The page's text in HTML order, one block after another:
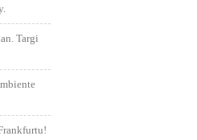
Targi